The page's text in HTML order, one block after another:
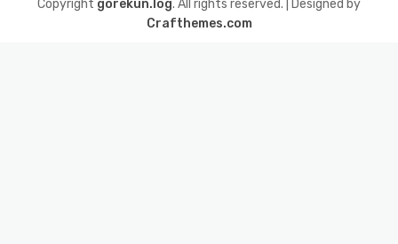
Copyright gorekun.log. All rights reserved.
| Designed by
Crafthemes.com